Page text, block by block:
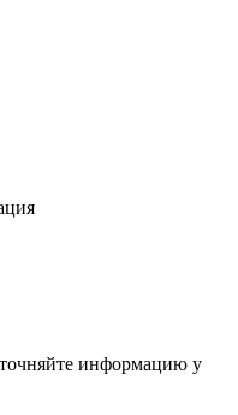
информацию у